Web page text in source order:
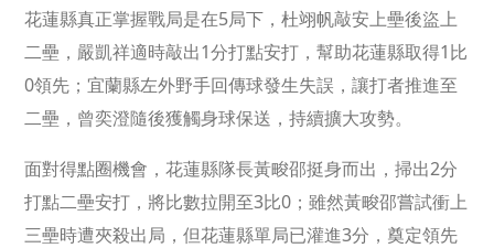
花蓮縣真正掌握戰局是在5局下，杜翊帆敲安上壘後盜上
二壘，嚴凱祥適時敲出1分打點安打，幫助花蓮縣取得1比
0領先；宜蘭縣左外野手回傳球發生失誤，讓打者推進至
二壘，曾奕澄隨後獲觸身球保送，持續擴大攻勢。
面對得點圈機會，花蓮縣隊長黃畯邵挺身而出，掃出2分
打點二壘安打，將比數拉開至3比0；雖然黃畯邵嘗試衝上
三壘時遭夾殺出局，但花蓮縣單局已灌進3分，奠定領先